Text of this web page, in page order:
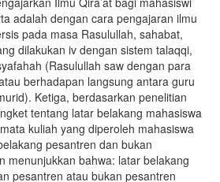
adalah dengan cara pengajaran ilmu
pada masa Rasulullah, sahabat,
dilakukan iv dengan sistem talaqqi,
(Rasulullah saw dengan para
berhadapan langsung antara guru
Ketiga, berdasarkan penelitian
tentang latar belakang mahasiswa
kuliah yang diperoleh mahasiswa
pesantren dan bukan
menunjukkan bahwa: latar belakang
pesantren atau bukan pesantren